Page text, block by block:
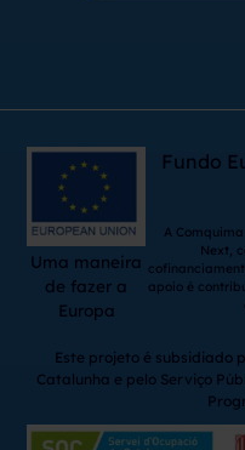
Uma maneira
de fazer a
Europa
Fundo
A
Next,
apoio é
Este projeto é subsidiado
Catalunha e pelo Serviço